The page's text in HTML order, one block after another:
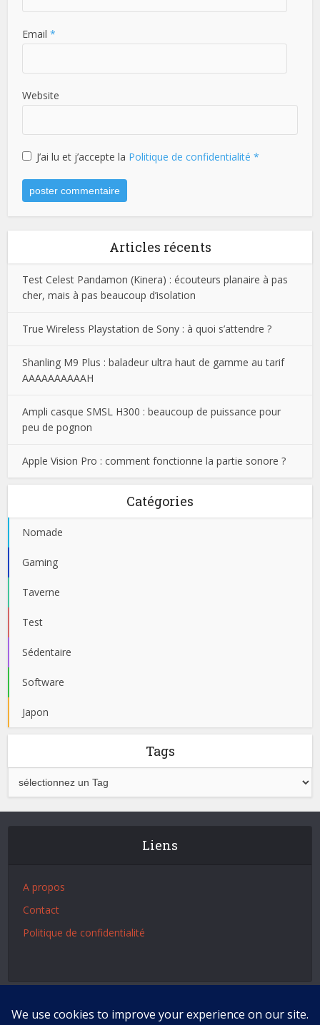
Email *
Website
J’ai lu et j’accepte la Politique de confidentialité*
Articles récents
Test Celest Pandamon (Kinera) : écouteurs planaire à pas
cher, mais à pas beaucoup d’isolation
True Wireless Playstation de Sony : à quoi s’attendre ?
Shanling M9 Plus : baladeur ultra haut de gamme au tarif
AAAAAAAAAAH
Ampli casque SMSL H300 : beaucoup de puissance pour
peu de pognon
Apple Vision Pro : comment fonctionne la partie sonore ?
Catégories
Nomade
Gaming
Taverne
Test
Sédentaire
Software
Japon
Tags
Liens
A propos
Contact
Politique de confidentialité